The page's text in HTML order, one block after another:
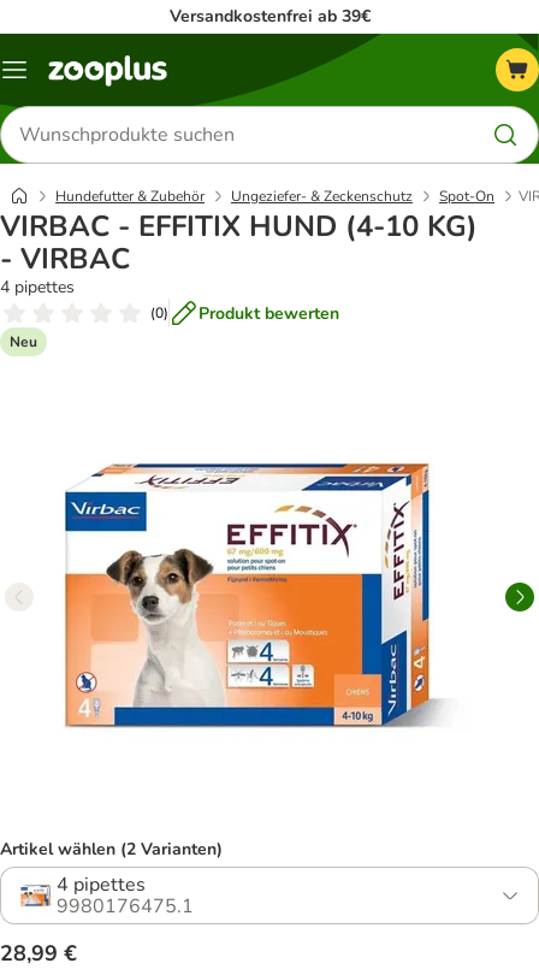
Versandkostenfrei ab 39€
Menü
Produkte
suchen
Hundefutter & Zubehör Ungeziefer- & Zeckenschutz Spot-On
VIRBAC - EFFITIX HUND (4-10 KG)
- VIRBAC
4 pipettes
(0) Produkt bewerten
Neu
Artikel wählen (2 Varianten)
4 pipettes
9980176475.1
28,99 €